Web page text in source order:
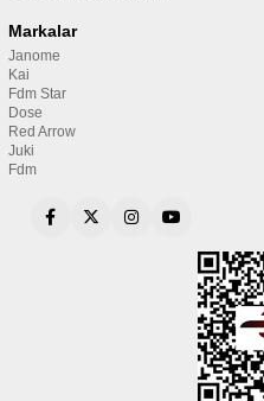
Markalar
Janome
Kai
Fdm Star
Dose
Red Arrow
Juki
Fdm